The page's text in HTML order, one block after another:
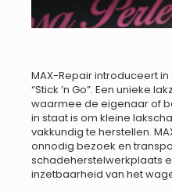
MAX-Repair introduceert
“Stick ’n Go”. Een unieke
waarmee de eigenaar of
in staat is om kleine
vakkundig te herstellen.
onnodig bezoek en
schadeherstelwerkplaats
inzetbaarheid van het